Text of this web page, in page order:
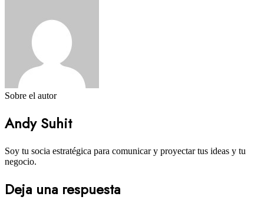
Sobre el autor
Andy Suhit
Soy tu socia estratégica para comunicar y proyectar tus ideas y tu
negocio.
Deja una respuesta